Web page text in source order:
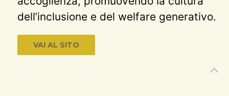
dell’inclusione e del welfare generativo.
VAI AL SITO